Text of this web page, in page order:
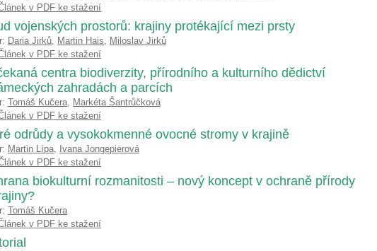
v PDF ke stažení
vojenských prostorů: krajiny protékající mezi prsty
Daria Jirků, Martin Hais, Miloslav Jirků
v PDF ke stažení
centra biodiverzity, přírodního a kulturního dědictví
zahradách a parcích
Tomáš Kučera, Markéta Šantrůčková
v PDF ke stažení
odrůdy a vysokokmenné ovocné stromy v krajině
Martin Lípa, Ivana Jongepierová
v PDF ke stažení
biokulturní rozmanitosti – nový koncept v ochraně přírody
Tomáš Kučera
v PDF ke stažení